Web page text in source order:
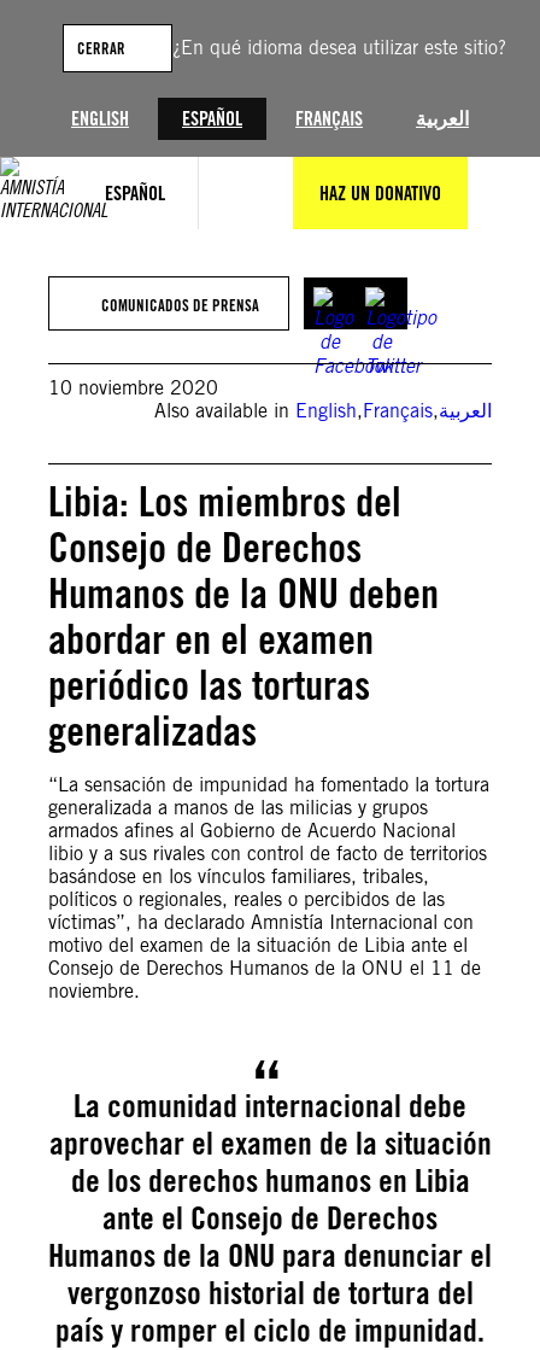
¿En qué idioma desea utilizar este sitio?
ENGLISH ESPAÑOL FRANÇAIS العربية
CERRAR
ESPAÑOL HAZ UN DONATIVO
contenido
COMUNICADOS DE PRENSA
10 noviembre 2020
Also available in English,Français,العربية
Libia: Los miembros del
Consejo de Derechos
Humanos de la ONU deben
abordar en el examen
periódico las torturas
generalizadas
“La sensación de impunidad ha fomentado la tortura
generalizada a manos de las milicias y grupos
armados afines al Gobierno de Acuerdo Nacional
libio y a sus rivales con control de facto de territorios
basándose en los vínculos familiares, tribales,
políticos o regionales, reales o percibidos de las
víctimas”, ha declarado Amnistía Internacional con
motivo del examen de la situación de Libia ante el
Consejo de Derechos Humanos de la ONU el 11 de
noviembre.
La comunidad internacional debe
aprovechar el examen de la situación
de los derechos humanos en Libia
ante el Consejo de Derechos
Humanos de la ONU para denunciar el
vergonzoso historial de tortura del
país y romper el ciclo de impunidad.